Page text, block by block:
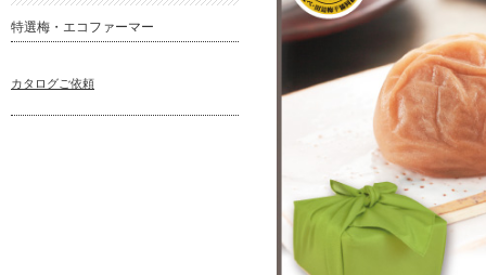
特選梅・エコファーマー
カタログご依頼